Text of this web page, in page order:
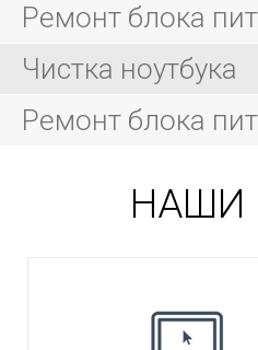
Ремонт блока
Чистка ноутбука
Ремонт блока
НАШИ